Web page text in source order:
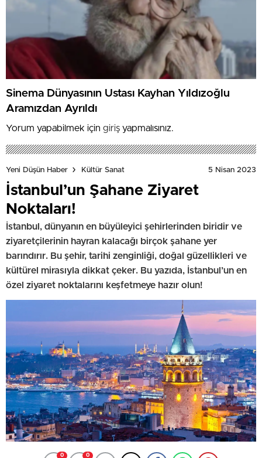
Sinema Dünyasının Ustası Kayhan Yıldızoğlu
Aramızdan Ayrıldı
Yorum yapabilmek için giriş yapmalısınız.
Yeni Düşün Haber Kültür Sanat 5 Nisan 2023
İstanbul’un Şahane Ziyaret
Noktaları!
İstanbul, dünyanın en büyüleyici şehirlerinden biridir ve
ziyaretçilerinin hayran kalacağı birçok şahane yer
barındırır. Bu şehir, tarihi zenginliği, doğal güzellikleri ve
kültürel mirasıyla dikkat çeker. Bu yazıda, İstanbul’un en
özel ziyaret noktalarını keşfetmeye hazır olun!
0 0